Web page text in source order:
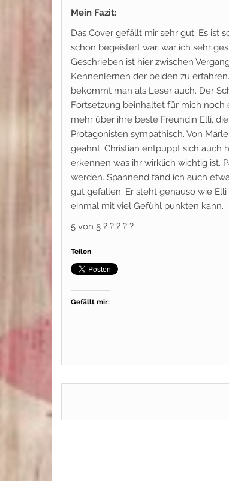
Mein Fazit:
Das Cover gefällt mir sehr gut. Es ist
schon begeistert war, war ich sehr
Geschrieben ist hier zwischen
Kennenlernen der beiden zu
bekommt man als Leser auch. Der
Fortsetzung beinhaltet für mich noch
mehr über ihre beste Freundin Elli,
Protagonisten sympathisch. Von
geahnt. Christian entpuppt sich auch
erkennen was ihr wirklich wichtig ist.
werden. Spannend fand ich auch
gut gefallen. Er steht genauso wie
einmal mit viel Gefühl punkten kann.
5 von 5 ? ? ? ? ?
Teilen
Gefällt mir: